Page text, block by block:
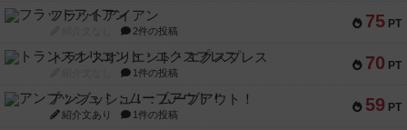
75 PT
フラットアイアン
2件の投稿
70 PT
トランスオリエント・エクスプレス
1件の投稿
59 PT
アンブッシュ！：ムーブアウト！
紹介文あり 1件の投稿